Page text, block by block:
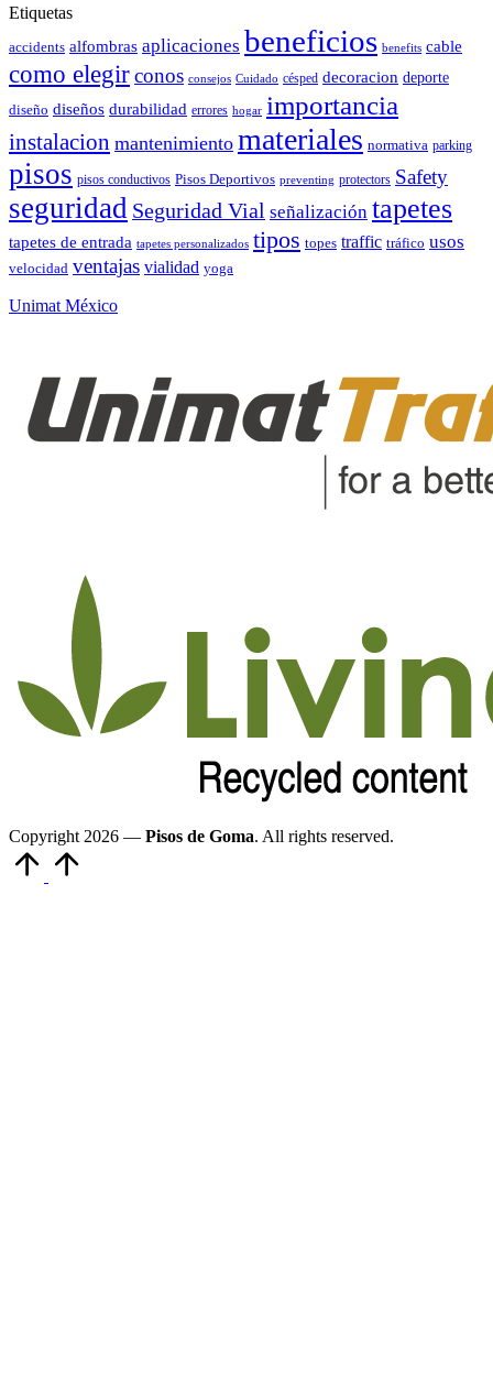
Etiquetas
accidents alfombras aplicaciones beneficios benefits cable
como elegirconos consejos Cuidado césped decoracion deporte
diseño diseños durabilidad errores hogar importancia
instalacion mantenimiento materiales normativa parking
pisos pisos conductivos Pisos Deportivos preventing protectors Safety
seguridad Seguridad Vial señalización tapetes
tapetes de entrada tapetes personalizados tipos topes traffic tráfico usos
velocidad ventajas vialidad yoga
Unimat México
Copyright 2026 — Pisos de Goma. All rights reserved.